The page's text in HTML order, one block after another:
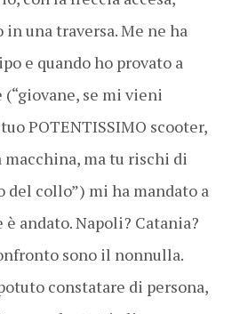
in una traversa. Me ne ha
e quando ho provato a
se mi vieni
POTENTISSIMO scooter,
macchina, ma tu rischi di
del collo”) mi ha mandato a
è andato. Napoli? Catania?
sono il nonnulla.
constatare di persona,